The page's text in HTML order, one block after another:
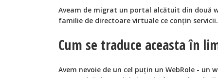
Aveam de migrat un portal alcătuit din două
familie de directoare virtuale ce conţin servicii.
Cum se traduce aceasta în
Avem nevoie de un cel puţin un WebRole - un